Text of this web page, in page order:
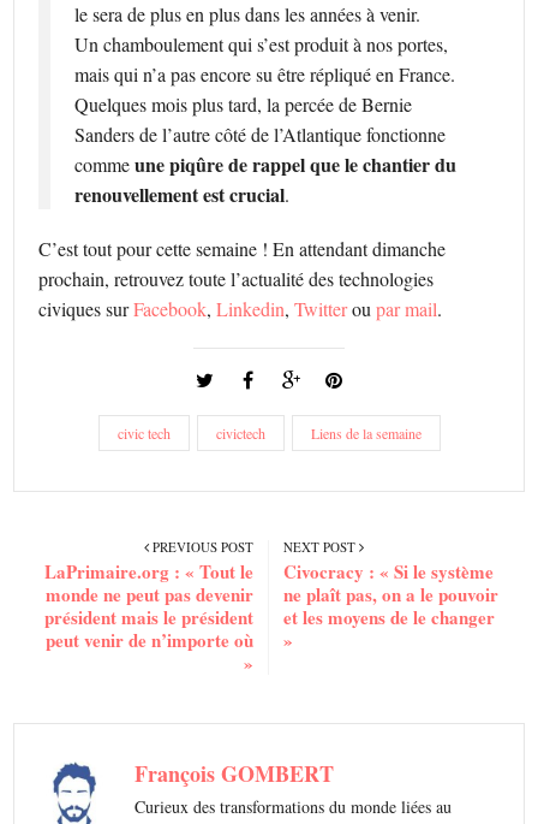
le sera de plus en plus dans les années à venir.
Un chamboulement qui s’est produit à nos portes,
mais qui n’a pas encore su être répliqué en France.
Quelques mois plus tard, la percée de Bernie
Sanders de l’autre côté de l’Atlantique fonctionne
commeune piqûre de rappel que le chantier du
renouvellement est crucial.
C’est tout pour cette semaine ! En attendant dimanche
prochain, retrouvez toute l’actualité des technologies
civiques surFacebook,Linkedin,Twitteroupar mail.
civic tech civictech Liens de la semaine
NEXT POST
Civocracy : « Si le système
ne plaît pas, on a le pouvoir
et les moyens de le changer
»
PREVIOUS POST
LaPrimaire.org : « Tout le
monde ne peut pas devenir
président mais le président
peut venir de n’importe où
»
François GOMBERT
Curieux des transformations du monde liées au